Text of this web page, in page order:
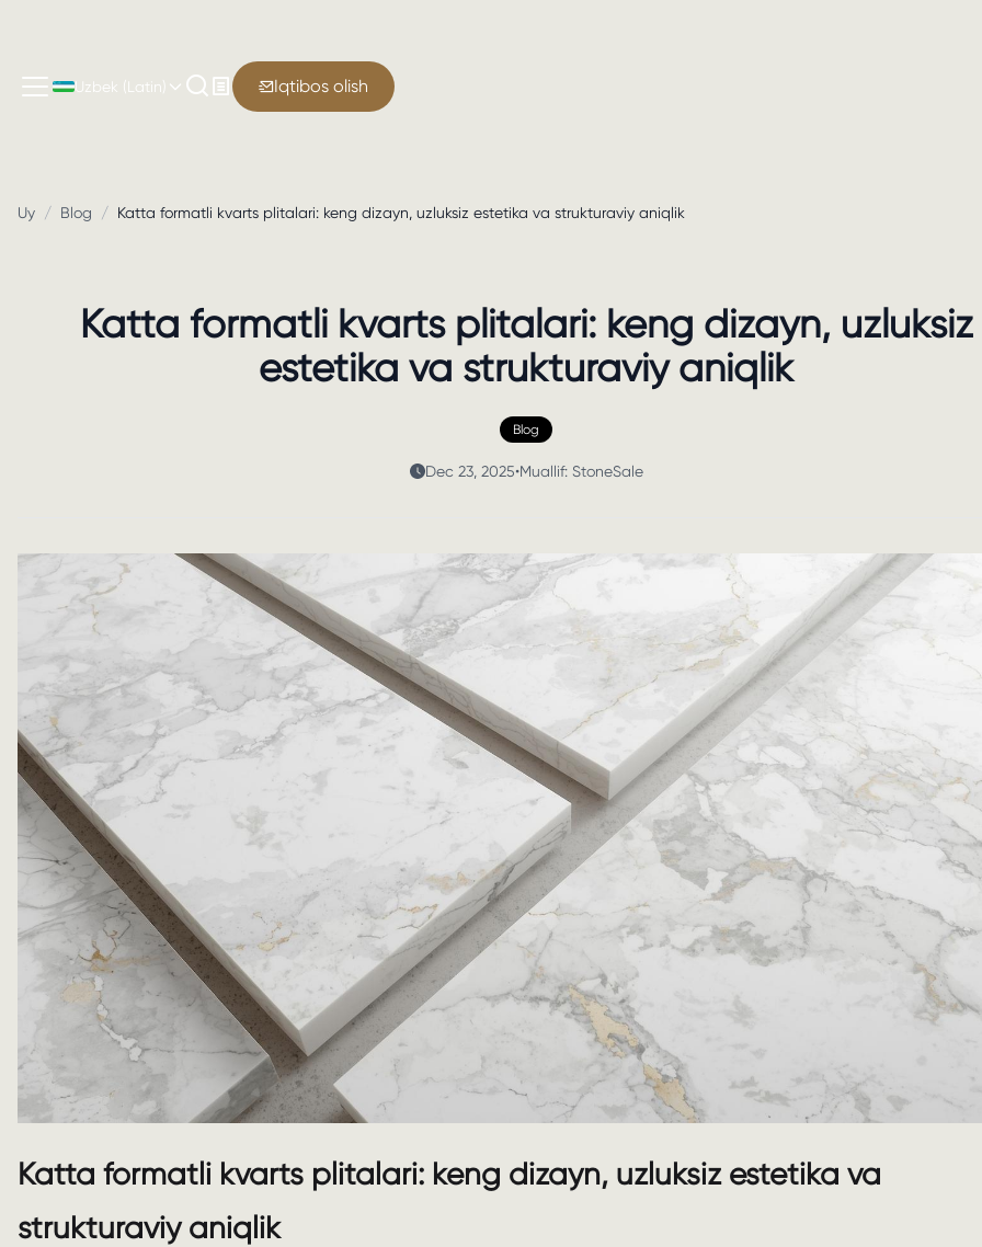
Uzbek (Latin) Iqtibos olish
Uy / Blog / Katta formatli kvarts plitalari: keng dizayn, uzluksiz estetika va strukturaviy aniqlik
Katta formatli kvarts plitalari: keng dizayn, uzluksiz
estetika va strukturaviy aniqlik
Blog
Dec 23, 2025•Muallif: StoneSale
Katta formatli kvarts plitalari: keng dizayn, uzluksiz estetika va
strukturaviy aniqlik